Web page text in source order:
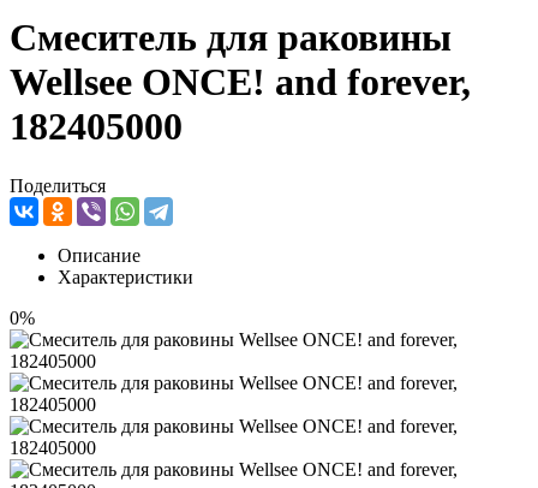
Смеситель для раковины
Wellsee ONCE! and forever,
182405000
Поделиться
Описание
Характеристики
0%